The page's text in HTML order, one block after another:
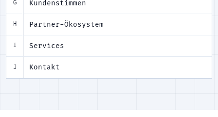
G Kundenstimmen
H Partner-Ökosystem
I Services
J Kontakt